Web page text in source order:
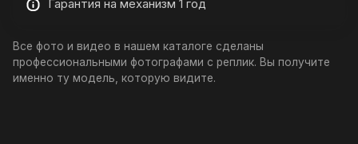
Гарантия на механизм 1 год
Все фото и видео в нашем каталоге сделаны
профессиональными фотографами с реплик. Вы получите
именно ту модель, которую видите.